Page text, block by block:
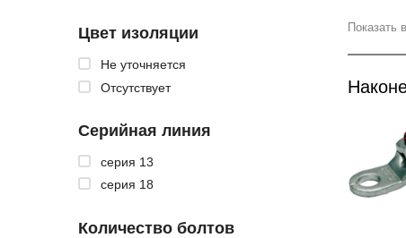
Цвет изоляции
Не уточняется
Отсутствует
Серийная линия
серия 13
серия 18
Количество болтов
Показать